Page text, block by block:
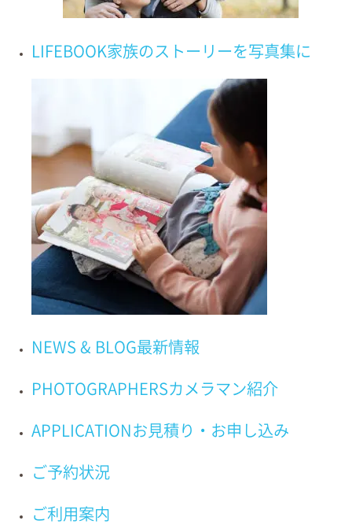
LIFEBOOK家族の ストーリーを写真集に
NEWS & BLOG最新情報
PHOTOGRAPHERSカメラマン紹介
APPLICATION お見積り・お申し込み
ご予約状況
ご利用案内
井草八幡宮でのお宮参り写真撮
完全ガイド【祝い着レンタルが
無料】2025年最新版
\\ NEWS! //
公式LINEお友だち限定で 「お祝い着レンタル」（税込6,600円）が
でご利用いただけるクーポンを配布中です◎
＊お祝い着は一つのお申込みにつき一着まで
★LIFESNAPの公式LINE
「思い出に残るお宮参り」として出張撮影を検討される際、ご参考いた
LIFESNAP（ライフスナップ）はおかげさまで12周年を迎えました！こ
幡宮
でのお宮参りについてご紹介します！